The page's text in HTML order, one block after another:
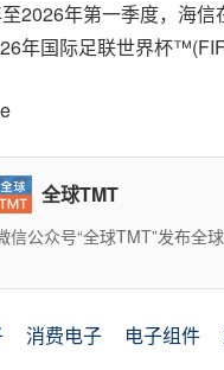
2026年第一季度，海
年国际足联世界杯
全球TMT
信公众号“全球TMT”发布全
消费电子 电子组件